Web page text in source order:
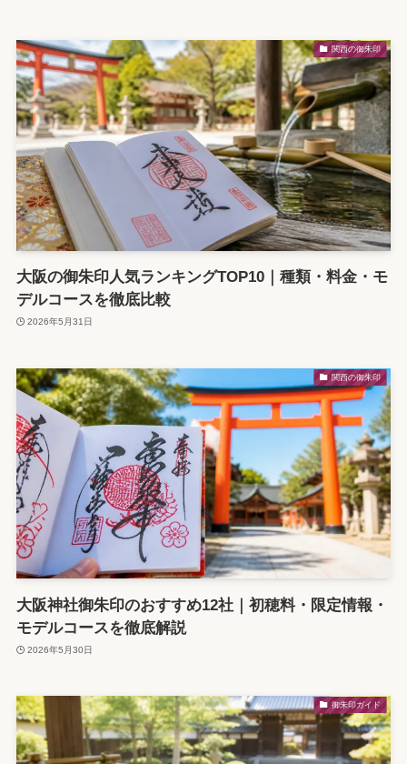
関西の御朱印
大阪の御朱印人気ランキングTOP10｜種類・料金・モ
デルコースを徹底比較
2026年5月31日
関西の御朱印
大阪神社御朱印のおすすめ12社｜初穂料・限定情報・
モデルコースを徹底解説
2026年5月30日
御朱印ガイド